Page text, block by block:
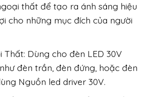
thất để tạo ra ánh sáng hiệu
cho những mục đích của người
Thất: Dùng cho đèn LED 30V
đèn trần, đèn đứng, hoặc đèn
Nguồn led driver 30V.